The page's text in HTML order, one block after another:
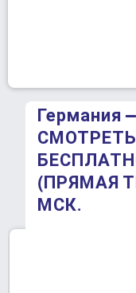
Германия
(ПРЯМАЯ
МСК.